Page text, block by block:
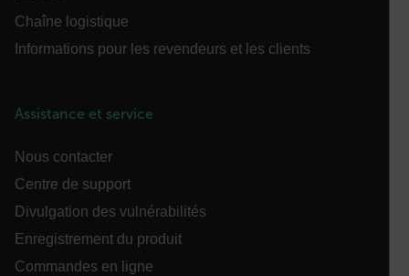
Chaîne logistique
Informations pour les revendeurs et les clients
Assistance et service
Nous contacter
Centre de support
Divulgation des vulnérabilités
Enregistrement du produit
Commandes en ligne
__cf_bm